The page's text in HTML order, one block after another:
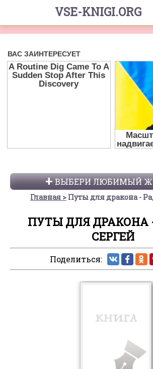
VSE-KNIGI.ORG
ВЫБЕРИ ЛЮБИМЫЙ
Главная Путы для дракона -
ПУТЫ ДЛЯ ДРАКОНА
СЕРГЕЙ
Поделиться: